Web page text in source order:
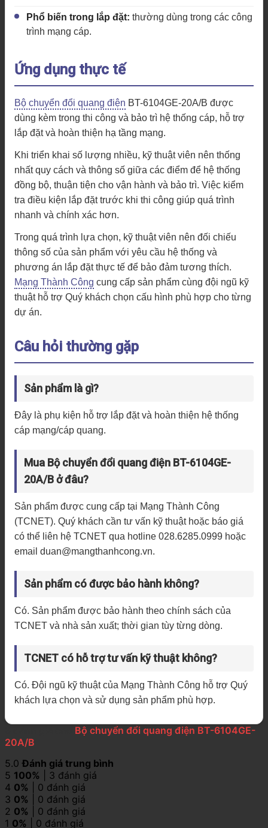
Phổ biến trong lắp đặt: thường dùng trong các công
trình mạng cáp.
Ứng dụng thực tế
Bộ chuyển đổi quang điện BT-6104GE-20A/B được
dùng kèm trong thi công và bảo trì hệ thống cáp, hỗ trợ
lắp đặt và hoàn thiện hạ tầng mạng.
Khi triển khai số lượng nhiều, kỹ thuật viên nên thống
nhất quy cách và thông số giữa các điểm để hệ thống
đồng bộ, thuận tiện cho vận hành và bảo trì. Việc kiểm
tra điều kiện lắp đặt trước khi thi công giúp quá trình
nhanh và chính xác hơn.
Trong quá trình lựa chọn, kỹ thuật viên nên đối chiếu
thông số của sản phẩm với yêu cầu hệ thống và
phương án lắp đặt thực tế để bảo đảm tương thích.
Mạng Thành Công cung cấp sản phẩm cùng đội ngũ kỹ
thuật hỗ trợ Quý khách chọn cấu hình phù hợp cho từng
dự án.
Câu hỏi thường gặp
Sản phẩm là gì?
Đây là phụ kiện hỗ trợ lắp đặt và hoàn thiện hệ thống
cáp mạng/cáp quang.
Mua Bộ chuyển đổi quang điện BT-6104GE-
20A/B ở đâu?
Sản phẩm được cung cấp tại Mạng Thành Công
(TCNET). Quý khách cần tư vấn kỹ thuật hoặc báo giá
có thể liên hệ TCNET qua hotline 028.6285.0999 hoặc
email duan@mangthanhcong.vn.
Sản phẩm có được bảo hành không?
Có. Sản phẩm được bảo hành theo chính sách của
TCNET và nhà sản xuất; thời gian tùy từng dòng.
TCNET có hỗ trợ tư vấn kỹ thuật không?
Có. Đội ngũ kỹ thuật của Mạng Thành Công hỗ trợ Quý
khách lựa chọn và sử dụng sản phẩm phù hợp.
Bộ chuyển đổi quang điện BT-6104GE-
20A/B
5.0Đánh giá trung bình
5 100% | 3 đánh giá
4 0% | 0 đánh giá
3 0% | 0 đánh giá
2 0% | 0 đánh giá
1 0% | 0 đánh giá